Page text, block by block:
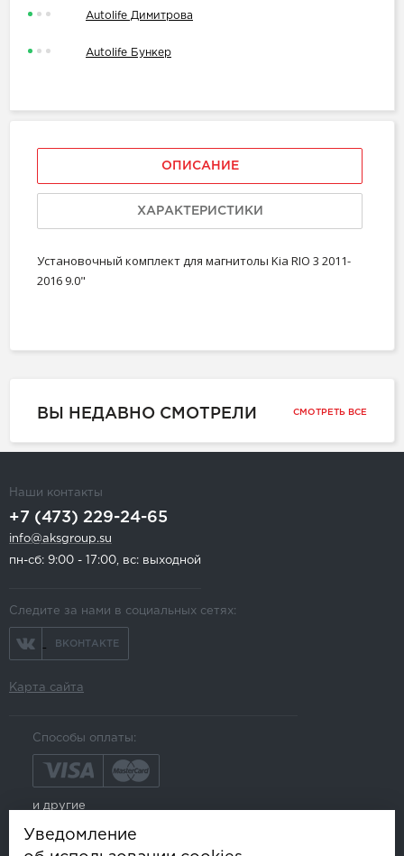
Autolife Димитрова
Autolife Бункер
ОПИСАНИЕ
ХАРАКТЕРИСТИКИ
Установочный комплект для магнитолы Kia RIO 3 2011-
2016 9.0"
ВЫ НЕДАВНО СМОТРЕЛИ СМОТРЕТЬ ВСЕ
Наши контакты
+7 (473) 229-24-65
info@aksgroup.su
пн-сб: 9:00 - 17:00, вс: выходной
Следите за нами в социальных сетях:
ВКОНТАКТЕ
Карта сайта
Способы оплаты:
и другие
Уведомление